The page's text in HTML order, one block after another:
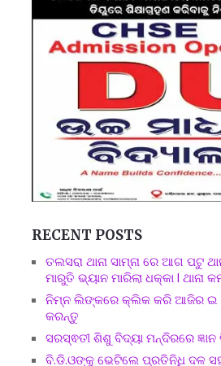
RECENT POSTS
ତଲସରା ଥାନା ସାମ୍ନା ରେ ଆଗ ପଟୁ
ମାରୁତି ଭ୍ୟାନ ମାରିଲା ଧକ୍କା l ଥାନା
ନିମ୍ନ ଲିଙ୍କରେ କ୍ଲିକ କରି ଆଜିର ଇ
କରନ୍ତୁ
ସରସ୍ଵତୀ ଶିଶୁ ବିଦ୍ୟା ମନ୍ଦିରରେ ଜ୍ଞାନ
ବି.ଡି.ଓଙ୍କୁ ଭେଟିଲେ ପ୍ରତିନିଧି ଦଳ